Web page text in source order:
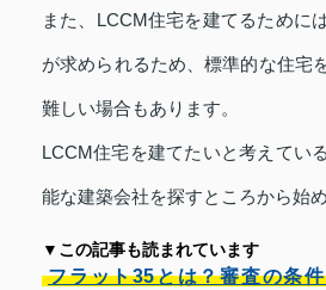
また、LCCM住宅を建てるために
が求められるため、標準的な住宅
難しい場合もあります。
LCCM住宅を建てたいと考えてい
能な建築会社を探すところから始め
▼この記事も読まれています
フラット35とは？審査の条